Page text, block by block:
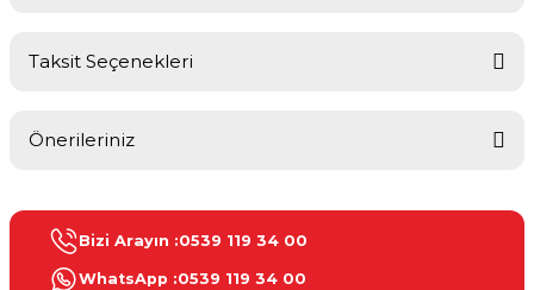
Taksit Seçenekleri
Önerileriniz
konularda yetersiz gördüğünüz noktaları öneri formunu kullanarak
tarafımıza iletebilirsiniz.
Görüş ve önerileriniz için teşekkür ederiz.
Bizi Arayın :0539 119 34 00
WhatsApp :0539 119 34 00